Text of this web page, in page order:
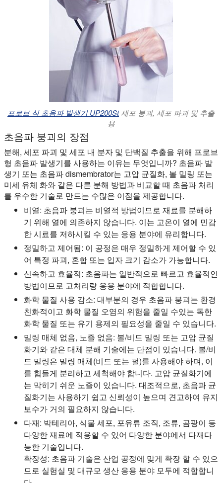
프로브 식 초음파 발생기 UP200St세포 붕괴, 세포 파괴 및 추출
용
초음파 붕괴의 장점
분해, 세포 파괴 및 세포 내 분자 및 단백질 추출을 위해 프로브
형 초음파 발생기를 사용하는 이유는 무엇입니까? 초음파 발
생기 또는 초음파 dismembrator는 고압 균질화, 볼 밀링 또는
미세 유체 화와 같은 다른 분해 방법과 비교할 때 초음파 처리
를 우수한 기술로 만드는 수많은 이점을 제공합니다.
비열: 초음파 붕괴는 비열적 방법이므로 재료를 분해하
기 위해 열에 의존하지 않습니다. 이는 고온이 열에 민감
한 시료를 저하시킬 수 있는 응용 분야에 유리합니다.
정밀하고 제어됨: 이 공정은 매우 정밀하게 제어할 수 있
어 특정 파괴, 혼합 또는 입자 크기 감소가 가능합니다.
신속하고 효율적: 초음파는 일반적으로 빠르고 효율적인
방법이므로 고처리량 응용 분야에 적합합니다.
화학 물질 사용 감소: 대부분의 경우 초음파 붕괴는 환경
친화적이고 화학 물질 오염의 위험을 줄일 수있는 독한
화학 물질 또는 유기 용제의 필요성을 줄일 수 있습니다.
밀링 매체 없음, 노즐 없음: 볼/비드 밀링 또는 고압 균질
화기와 같은 대체 분해 기술에는 단점이 있습니다. 볼/비
드 밀링은 밀링 매체(비드 또는 펄)를 사용해야 하며, 이
를 힘들게 분리하고 세척해야 합니다. 고압 균질화기에
는 막히기 쉬운 노즐이 있습니다. 대조적으로, 초음파 균
질화기는 사용하기 쉽고 신뢰성이 높으며 견고하여 유지
보수가 거의 필요하지 않습니다.
다재: 박테리아, 식물 세포, 포유류 조직, 조류, 곰팡이 등
다양한 재료에 적용할 수 있어 다양한 분야에서 다재다
능한 기술입니다.
확장성: 초음파 기술은 산업 공정에 맞게 확장 할 수 있으
므로 실험실 및 대규모 생산 응용 분야 모두에 적합합니